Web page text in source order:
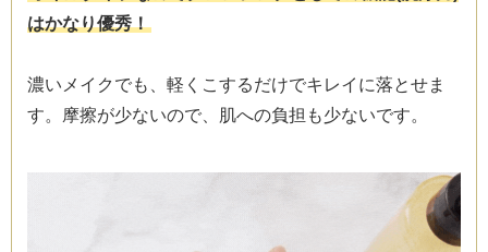
はかなり優秀！
濃いメイクでも、軽くこするだけでキレイに落とせま
す。摩擦が少ないので、肌への負担も少ないです。